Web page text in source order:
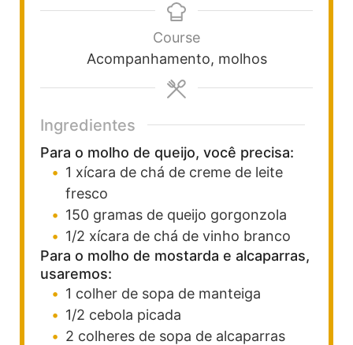
Course
Acompanhamento, molhos
Ingredientes
Para o molho de queijo, você precisa:
1 xícara de chá de creme de leite
fresco
150 gramas de queijo gorgonzola
1/2 xícara de chá de vinho branco
Para o molho de mostarda e alcaparras,
usaremos:
1 colher de sopa de manteiga
1/2 cebola picada
2 colheres de sopa de alcaparras